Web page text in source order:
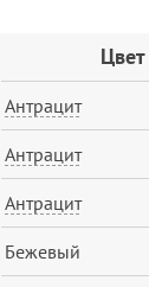
Цвет
Антрацит
Антрацит
Антрацит
Бежевый